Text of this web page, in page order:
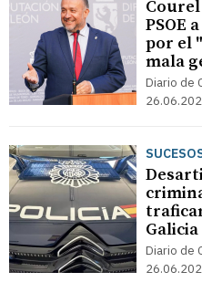
Courel
PSOE
por el
mala
Diario de
Galicia
Diario de